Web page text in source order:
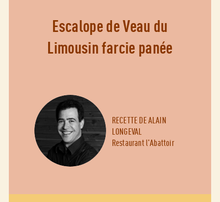
Escalope de Veau du
Limousin farcie panée
RECETTE DE ALAIN
LONGEVAL
Restaurant l'Abattoir